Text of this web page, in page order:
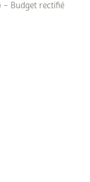
– Budget rectifié